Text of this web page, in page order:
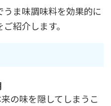
ま味調味料を効果的に
紹介します。
の味を隠してしまうこ